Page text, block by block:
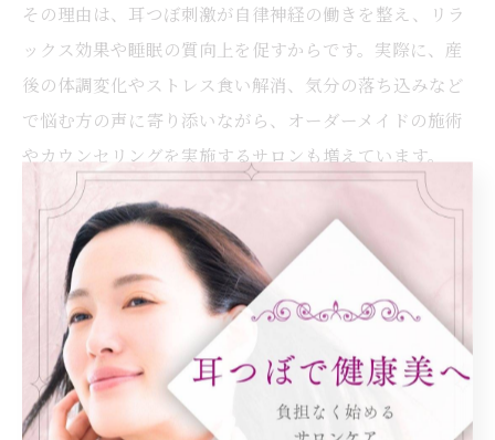
その理由は、耳つぼ刺激が自律神経の働きを整え、リラ
ックス効果や睡眠の質向上を促すからです。実際に、産
後の体調変化やストレス食い解消、気分の落ち込みなど
で悩む方の声に寄り添いながら、オーダーメイドの施術
やカウンセリングを実施するサロンも増えています。
例えば、日々の疲れや緊張感が和らぎ、気分が前向きに
なったという体験談も多く寄せられています。心と身体
の両面からアプローチできるのが、耳つぼ施術の強みで
耳つぼ習慣が都島区女性に人気のワケ
大阪府大阪市都島区で耳つぼ施術が女性に人気を集めて